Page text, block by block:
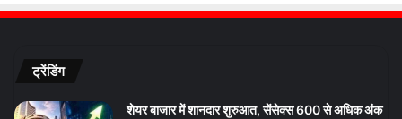
ट्रेंडिंग
शेयर बाजार में शानदार शुरुआत, सेंसेक्स 600 से अधिक अंक